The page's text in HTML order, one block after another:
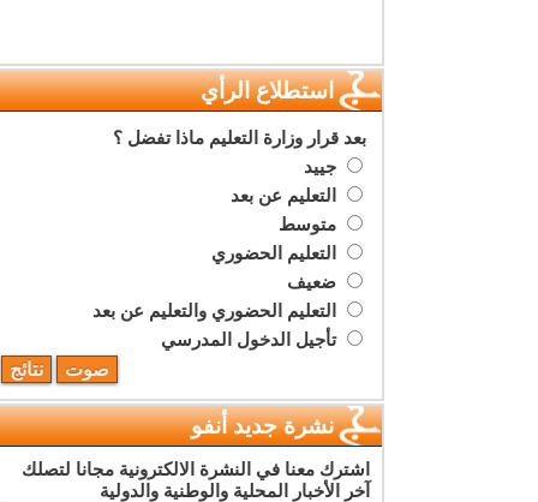
استطلاع الرأي
بعد قرار وزارة التعليم ماذا تفضل ؟
جييد
التعليم عن بعد
متوسط
التعليم الحضوري
ضعيف
التعليم الحضوري والتعليم عن بعد
تأجيل الدخول المدرسي
نشرة جديد أنفو
اشترك معنا في النشرة الالكترونية مجانا لتصلك
آخر الأخبار المحلية والوطنية والدولية